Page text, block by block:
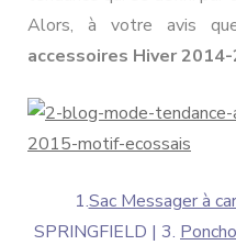
Alors, à votre avis
accessoires Hiver
1.Sac Messager à
SPRINGFIELD | 3.